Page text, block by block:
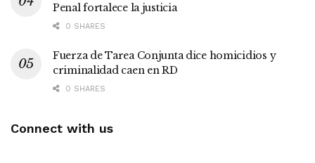
Penal fortalece la justicia
0 SHARES
Fuerza de Tarea Conjunta dice homicidios y
criminalidad caen en RD
0 SHARES
Connect with us